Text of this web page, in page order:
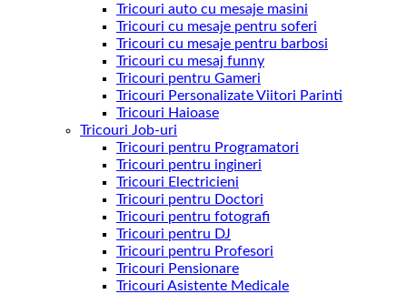
Tricouri auto cu mesaje masini
Tricouri cu mesaje pentru soferi
Tricouri cu mesaje pentru barbosi
Tricouri cu mesaj funny
Tricouri pentru Gameri
Tricouri Personalizate Viitori Parinti
Tricouri Haioase
Tricouri Job-uri
Tricouri pentru Programatori
Tricouri pentru ingineri
Tricouri Electricieni
Tricouri pentru Doctori
Tricouri pentru fotografi
Tricouri pentru DJ
Tricouri pentru Profesori
Tricouri Pensionare
Tricouri Asistente Medicale